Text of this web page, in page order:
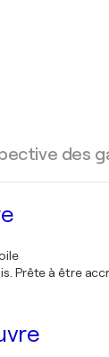
des
Prête à être